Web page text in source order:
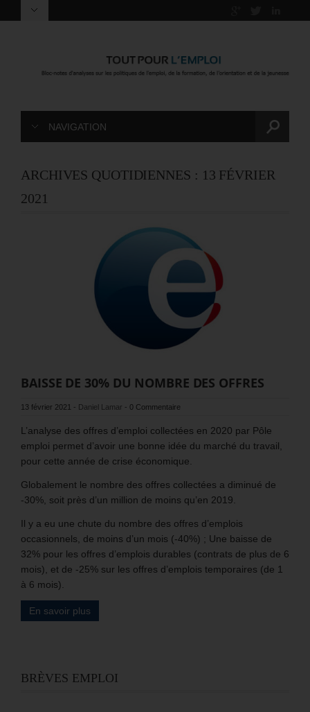
NAVIGATION
ARCHIVES QUOTIDIENNES : 13 FÉVRIER
2021
BAISSE DE 30% DU NOMBRE DES OFFRES
13 février 2021 - Daniel Lamar - 0 Commentaire
L’analyse des offres d’emploi collectées en 2020 par Pôle
emploi permet d’avoir une bonne idée du marché du travail,
pour cette année de crise économique.
Globalement le nombre des offres collectées a diminué de
-30%, soit près d’un million de moins qu’en 2019.
Il y a eu une chute du nombre des offres d’emplois
occasionnels, de moins d’un mois (-40%) ; Une baisse de
32% pour les offres d’emplois durables (contrats de plus de 6
mois), et de -25% sur les offres d’emplois temporaires (de 1
à 6 mois).
En savoir plus
BRÈVES EMPLOI